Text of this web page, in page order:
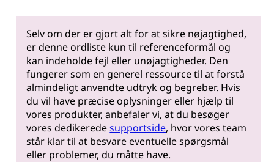
Selv om der er gjort alt for at sikre nøjagtighed,
er denne ordliste kun til referenceformål og
kan indeholde fejl eller unøjagtigheder. Den
fungerer som en generel ressource til at forstå
almindeligt anvendte udtryk og begreber. Hvis
du vil have præcise oplysninger eller hjælp til
vores produkter, anbefaler vi, at du besøger
vores dedikeredesupportside, hvor vores team
står klar til at besvare eventuelle spørgsmål
eller problemer, du måtte have.